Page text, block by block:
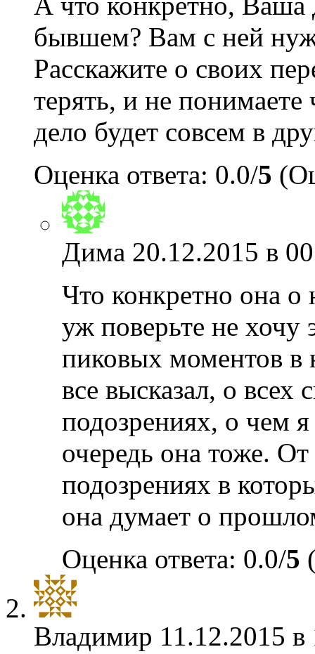
бывшем? Вам с ней
Расскажите о своих
терять, и не
дело будет совсем в
Оценка ответа: 0.0/5
Дима 20.12.2015 в
Что конкретно она о
уж поверьте не хочу
пиковых моментов в
все высказал, о всех
подозрениях, о чем
очередь она тоже.
подозрениях в
она думает о
Оценка ответа: 0.0/5
Владимир 11.12.2015